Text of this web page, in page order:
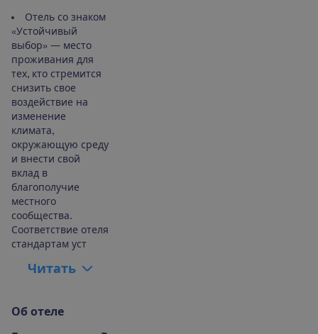
Отель со знаком
«Устойчивый
выбор» — место
проживания для
тех, кто стремится
снизить свое
воздействие на
изменение
климата,
окружающую среду
и внести свой
вклад в
благополучие
местного
сообщества.
Соответствие отеля
стандартам уст
Читать
Об отеле